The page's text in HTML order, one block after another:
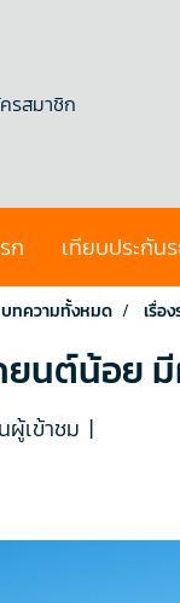
รสมาชิก
ก เทียบประกัน
บทความทั้งหมด เรื่อ
ยนต์น้อย
ผู้เข้าชม |